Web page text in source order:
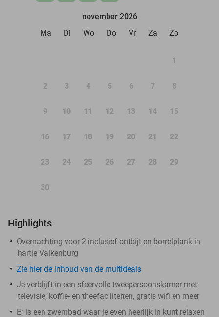
november 2026
Ma
Di Wo Do Vr Za Zo
1
2 3 4 5 6 7 8
9 10 11 12 13 14 15
16 17 18 19 20 21 22
23 24 25 26 27 28 29
30
Highlights
Overnachting voor 2 inclusief ontbijt en borrelplank in
hartje Valkenburg
Zie hier de inhoud van de multideals
Je verblijft in een sfeervolle tweepersoonskamer met
televisie, koffie- en theefaciliteiten, gratis wifi en meer
Er is een zwembad waar je even heerlijk in kunt relaxen